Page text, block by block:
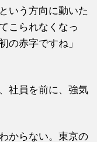
いう方向に動いた
こられなくなっ
の赤字ですね」
社員を前に、強気
からない。東京の